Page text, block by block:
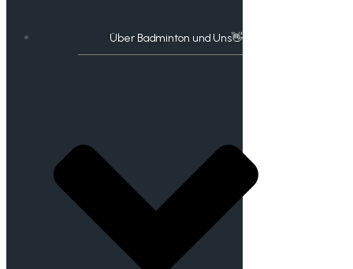
Über Badminton und Uns👋